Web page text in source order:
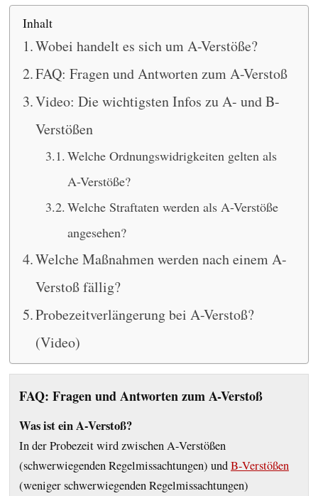
Inhalt
Wobei handelt es sich um A-Verstöße?
FAQ: Fragen und Antworten zum A-Verstoß
Video: Die wichtigsten Infos zu A- und B-
Verstößen
Welche Ordnungswidrigkeiten gelten als
A-Verstöße?
Welche Straftaten werden als A-Verstöße
angesehen?
Welche Maßnahmen werden nach einem A-
Verstoß fällig?
Probezeitverlängerung bei A-Verstoß?
(Video)
FAQ: Fragen und Antworten zum A-Verstoß
Was ist ein A-Verstoß?
In der Probezeit wird zwischen A-Verstößen
(schwerwiegenden Regelmissachtungen) undB-Verstößen
(weniger schwerwiegenden Regelmissachtungen)